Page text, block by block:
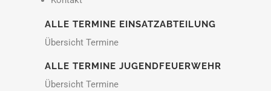
ALLE TERMINE EINSATZABTEILUNG
Übersicht Termine
ALLE TERMINE JUGENDFEUERWEHR
Übersicht Termine